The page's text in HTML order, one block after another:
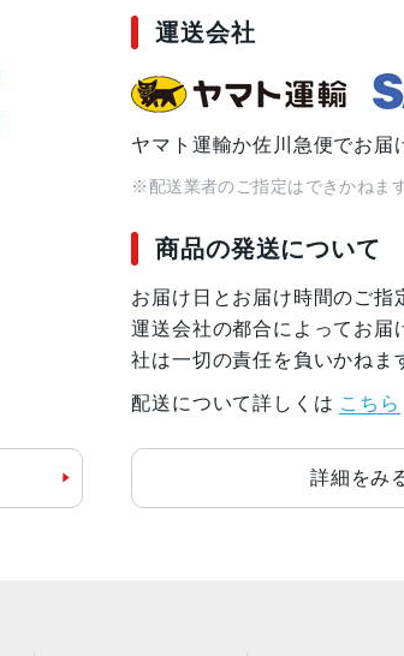
運送会社
ヤマト運輸か佐川急便でお届
※配送業者のご指定はできかねます
商品の発送について
お届け日とお届け時間のご指
運送会社の都合によってお届
社は一切の責任を負いかねま
配送について詳しくは こちら
詳細をみ